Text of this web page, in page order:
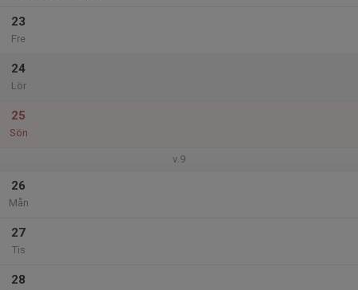
23
Fre
24
Lör
25
Sön
v.9
26
Mån
27
Tis
28